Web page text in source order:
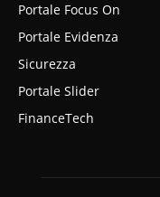
Portale Focus On
Portale Evidenza
Sicurezza
Portale Slider
FinanceTech